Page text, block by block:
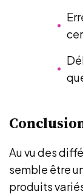
Au vu des
semble être
produits